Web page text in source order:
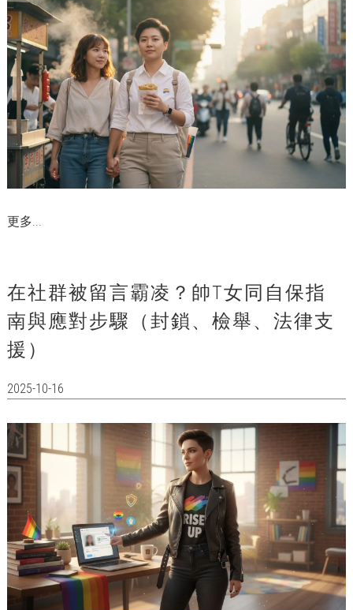
更多...
在社群被留言霸凌？帥T女同自保指
南與應對步驟（封鎖、檢舉、法律支
援）
2025-10-16